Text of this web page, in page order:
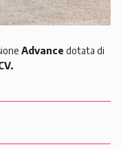
Advance dotata di